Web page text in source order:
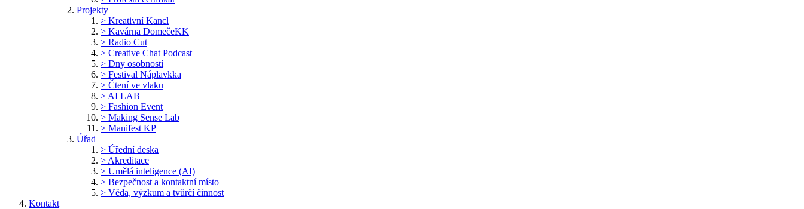
Projekty
> Kreativní Kancl
> Kavárna DomečeKK
> Radio Cut
> Creative Chat Podcast
> Dny osobností
> Festival Náplavkka
> Čtení ve vlaku
> AI LAB
> Fashion Event
> Making Sense Lab
> Manifest KP
Úřad
> Úřední deska
> Akreditace
> Umělá inteligence (AI)
> Bezpečnost a kontaktní místo
> Věda, výzkum a tvůrčí činnost
Kontakt